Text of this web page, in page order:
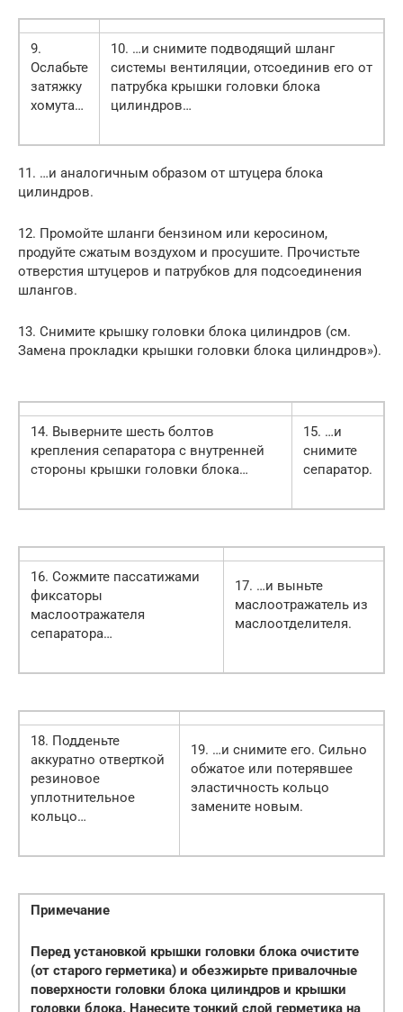
9.
Ослабьте
затяжку
хомута…
10. …и снимите подводящий шланг
системы вентиляции, отсоединив его от
патрубка крышки головки блока
цилиндров…
11. …и аналогичным образом от штуцера блока
цилиндров.
12. Промойте шланги бензином или керосином,
продуйте сжатым воздухом и просушите. Прочистьте
отверстия штуцеров и патрубков для подсоединения
шлангов.
13. Снимите крышку головки блока цилиндров (см.
Замена прокладки крышки головки блока цилиндров»).
14. Выверните шесть болтов
крепления сепаратора с внутренней
стороны крышки головки блока…
15. …и
снимите
сепаратор.
16. Сожмите пассатижами
фиксаторы
маслоотражателя
сепаратора…
17. …и выньте
маслоотражатель из
маслоотделителя.
18. Подденьте
аккуратно отверткой
резиновое
уплотнительное
кольцо…
19. …и снимите его. Сильно
обжатое или потерявшее
эластичность кольцо
замените новым.
Примечание
Перед установкой крышки головки блока очистите
(от старого герметика) и обезжирьте привалочные
поверхности головки блока цилиндров и крышки
головки блока. Нанесите тонкий слой герметика на